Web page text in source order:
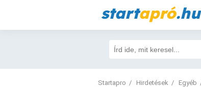
startapró.hu
Startapro Hirdetések Egyéb